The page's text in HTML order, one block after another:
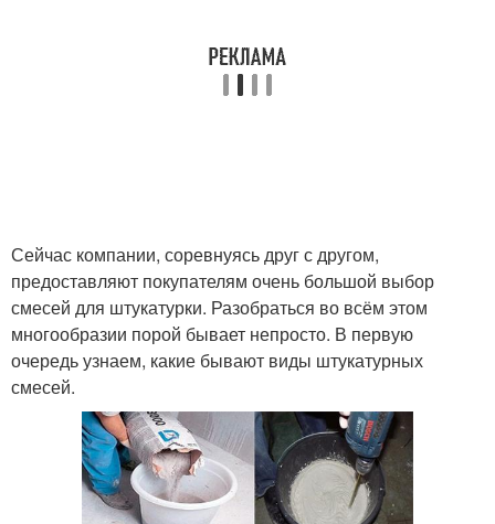
Сейчас компании, соревнуясь друг с другом,
предоставляют покупателям очень большой выбор
смесей для штукатурки. Разобраться во всём этом
многообразии порой бывает непросто. В первую
очередь узнаем, какие бывают виды штукатурных
смесей.